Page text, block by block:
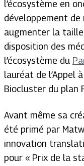
l’écosystème en
développement
augmenter la
disposition des
l’écosystème du
lauréat de l’Appel
Biocluster du plan
Avant même sa
été primé par
innovation
pour « Prix de la